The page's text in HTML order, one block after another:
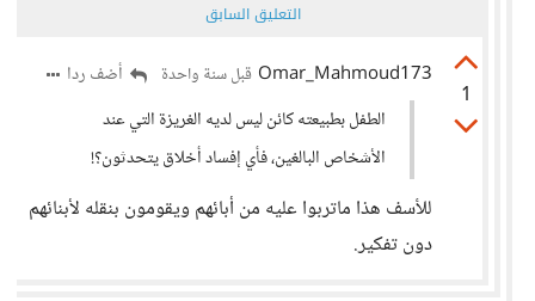
التعليق السابق
1
Omar_Mahmoud173 قبل سنة واحدة
أضف ردا
الطفل بطبيعته كائن ليس لديه الغريزة التي عند
الأشخاص البالغين، فأي إفساد أخلاق يتحدثون؟!
للأسف هذا ماتربوا عليه من أبائهم ويقومون بنقله لأبنائهم
دون تفكير.